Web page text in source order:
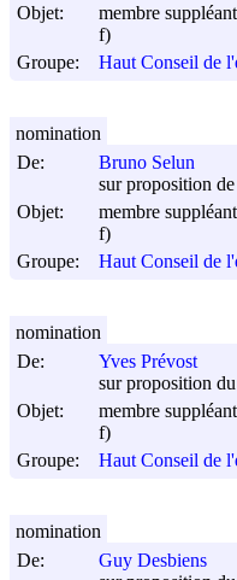
Objet:
membre
f)
Groupe:
Haut Conseil de
De:
Bruno Selun
sur proposition
Objet:
membre
f)
Groupe:
Haut Conseil de
nomination
De:
Yves Prévost
sur proposition
Objet:
membre
f)
Groupe:
Haut Conseil de
nomination
De:
Guy Desbiens
nomination